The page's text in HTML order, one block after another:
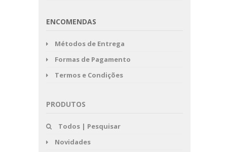
ENCOMENDAS
Métodos de Entrega
Formas de Pagamento
Termos e Condições
PRODUTOS
Todos | Pesquisar
Novidades